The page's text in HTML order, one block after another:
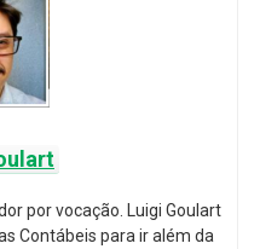
por vocação. Luigi Goulart
Contábeis para ir além da